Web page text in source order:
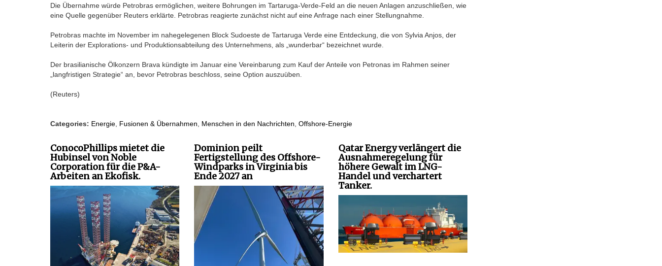
Die Übernahme würde Petrobras ermöglichen, weitere Bohrungen im Tartaruga-Verde-Feld an die neuen Anlagen anzuschließen, wie
eine Quelle gegenüber Reuters erklärte. Petrobras reagierte zunächst nicht auf eine Anfrage nach einer Stellungnahme.
Petrobras machte im November im nahegelegenen Block Sudoeste de Tartaruga Verde eine Entdeckung, die von Sylvia Anjos, der
Leiterin der Explorations- und Produktionsabteilung des Unternehmens, als „wunderbar“ bezeichnet wurde.
Der brasilianische Ölkonzern Brava kündigte im Januar eine Vereinbarung zum Kauf der Anteile von Petronas im Rahmen seiner
„langfristigen Strategie“ an, bevor Petrobras beschloss, seine Option auszuüben.
(Reuters)
Categories: Energie Fusionen & Übernahmen Menschen in den Nachrichten Offshore-Energie
ConocoPhillips mietet die
Hubinsel von Noble
Corporation für die P&A-
Arbeiten an Ekofisk.
Dominion peilt
Fertigstellung des Offshore-
Windparks in Virginia bis
Ende 2027 an
Qatar Energy verlängert die
Ausnahmeregelung für
höhere Gewalt im LNG-
Handel und verchartert
Tanker.